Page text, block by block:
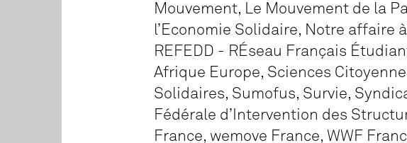
Mouvement, Le Mouvement de la
l’Economie Solidaire, Notre affaire
REFEDD - RÉseau Français
Afrique Europe, Sciences
Solidaires, Sumofus, Survie,
Fédérale d’Intervention des
France, wemove France, WWF